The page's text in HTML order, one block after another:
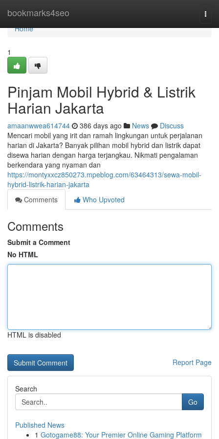
bookmarks4seo
Home
Home
1
Pinjam Mobil Hybrid & Listrik
Harian Jakarta
amaanwwea614744 386 days ago News
Discuss
Mencari mobil yang irit dan ramah lingkungan untuk perjalanan
harian di Jakarta? Banyak pilihan mobil hybrid dan listrik dapat
disewa harian dengan harga terjangkau. Nikmati pengalaman
berkendara yang nyaman dan
https://montyxxcz850273.mpeblog.com/63464313/sewa-mobil-
hybrid-listrik-harian-jakarta
Comments
Who Upvoted
Comments
Submit a Comment
No HTML
HTML is disabled
Report Page
Search
Go
Published News
1 Gotogame88: Your Premier Online Gaming Platform